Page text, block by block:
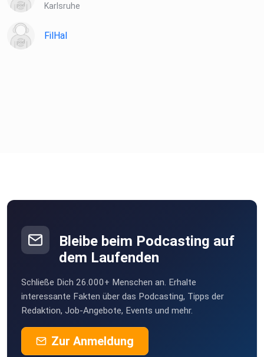
Karlsruhe
FilHal
Bleibe beim Podcasting auf
dem Laufenden
Schließe Dich 26.000+ Menschen an. Erhalte
interessante Fakten über das Podcasting, Tipps der
Redaktion, Job-Angebote, Events und mehr.
Zur Anmeldung